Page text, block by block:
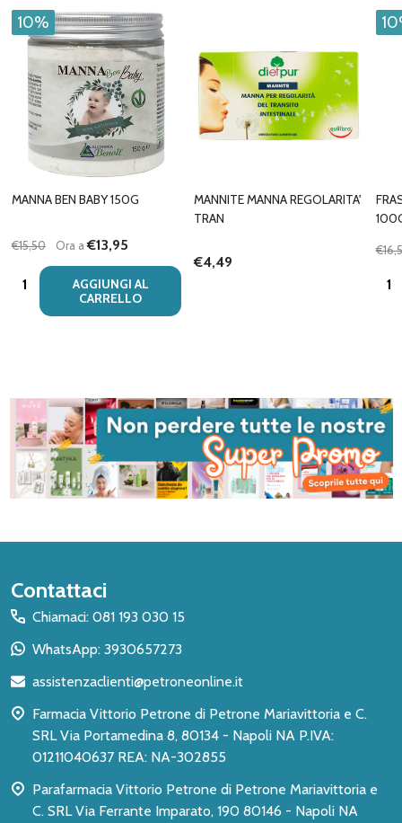
10%
MANNA BEN BABY 150G
€15,50 Ora a€13,95
Quantità:
AGGIUNGI AL
CARRELLO
MANNITE MANNA REGOLARITA'
TRAN
€4,49
Inizio
del
piè
pagina
Contattaci
Chiamaci: 081 193 030 15
WhatsApp: 3930657273
assistenzaclienti@petroneonline.it
Farmacia Vittorio Petrone di Petrone Mariavittoria e C.
SRL Via Portamedina 8, 80134 - Napoli NA P.IVA:
01211040637 REA: NA-302855
Parafarmacia Vittorio Petrone di Petrone Mariavittoria e
C. SRL Via Ferrante Imparato, 190 80146 - Napoli NA